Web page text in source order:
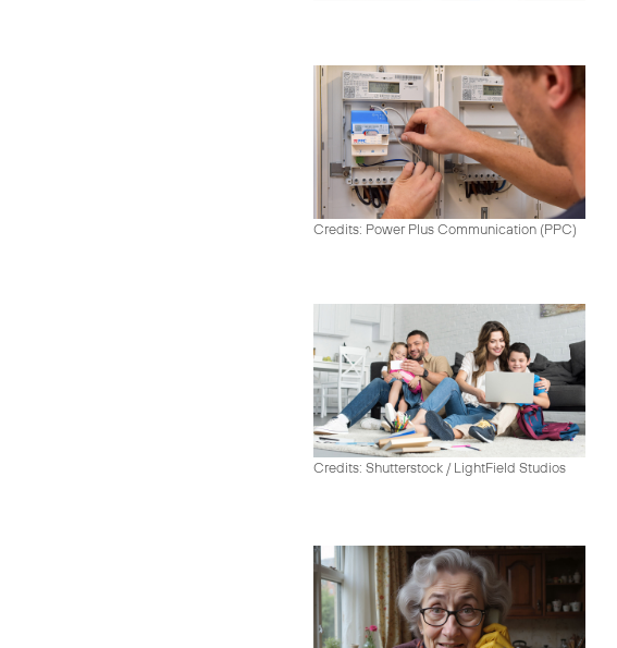
Credits: Power Plus Communication (PPC)
Credits: Shutterstock / LightField Studios